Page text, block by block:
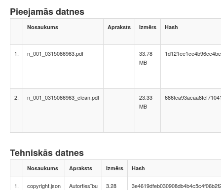
Pieejamās datnes
Nosaukums Apraksts Izmērs Hash
1. n_001_0315086963.pdf
33.78
MB
2. n_001_0315086963_clean.pdf
23.33
MB
Tehniskās datnes
Nosaukums Apraksts Izmērs Hash
1. copyright.json
Autortiesību
3.28